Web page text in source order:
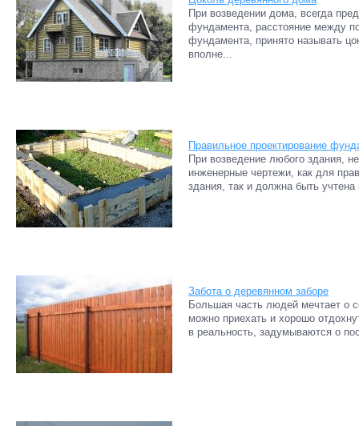
При возведении дома, всегда
фундамента, расстояние между
фундамента, принято называть
вполне...
Правильное проектирование
При возведение любого здания,
инженерные чертежи, как для
здания, так и должна быть
Забота о деревянном заборе
Большая часть людей мечтает о
можно приехать и хорошо
в реальность, задумываются о